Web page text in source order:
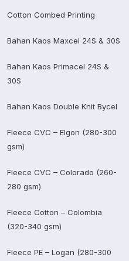
Cotton Combed Printing
Bahan Kaos Maxcel 24S & 30S
Bahan Kaos Primacel 24S &
30S
Bahan Kaos Double Knit Bycel
Fleece CVC – Elgon (280-300
gsm)
Fleece CVC – Colorado (260-
280 gsm)
Fleece Cotton – Colombia
(320-340 gsm)
Fleece PE – Logan (280-300